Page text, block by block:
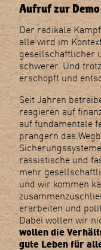
Aufruf zur
Der radikale
alle wird im
gesellschaftlicher
schwerer. Und
erschöpft und
Seit Jahren
reagieren auf
auf fundamentale
prangern das
rassistische und
mehr
und wir kommen
erarbeiten und
Dabei wollen wir
wollen die
gute Leben für